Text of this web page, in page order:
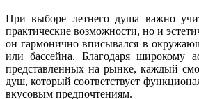
При выборе летнего душа важно
практические возможности, но и
он гармонично вписывался в
или бассейна. Благодаря широкому
представленных на рынке, каждый
душ, который соответствует
вкусовым предпочтениям.